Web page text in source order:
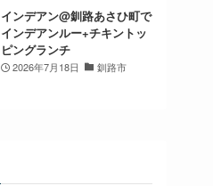
インデアン@釧路あさひ町で
インデアンルー+チキントッ
ピングランチ
2026年7月18日 釧路市